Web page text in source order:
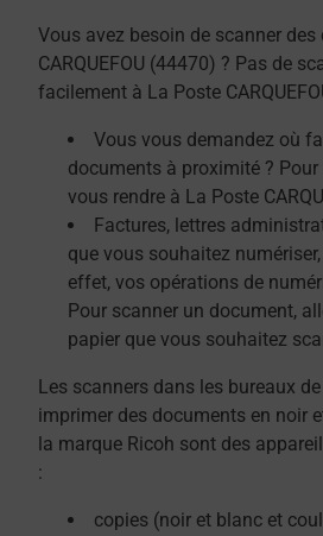
Vous avez besoin de scanner
CARQUEFOU (44470) ? Pas de
facilement à La Poste
Vous vous demandez où
documents à proximité ?
vous rendre à La Poste
Factures, lettres
que vous souhaitez
effet, vos opérations de
Pour scanner un document,
papier que vous souhaitez
Les scanners dans les bureaux
imprimer des documents en noir
la marque Ricoh sont des
:
copies (noir et blanc et